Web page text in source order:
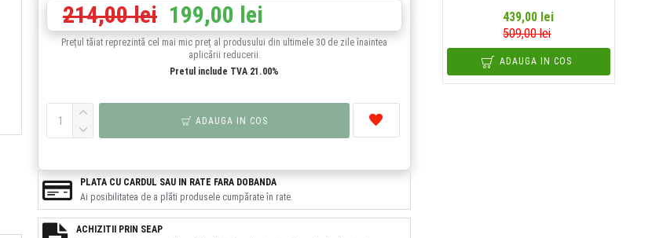
199,00 lei
214,00 lei
Prețul tăiat reprezintă cel mai mic preț al produsului din ultimele 30 de zile înaintea
aplicării reducerii.
Pretul include TVA 21.00%
ADAUGA IN COS
PLATA CU CARDUL SAU IN RATE FARA DOBANDA
Ai posibilitatea de a plăti produsele cumpărate în rate.
ACHIZITII PRIN SEAP
439,00 lei
509,00 lei
ADAUGA IN COS